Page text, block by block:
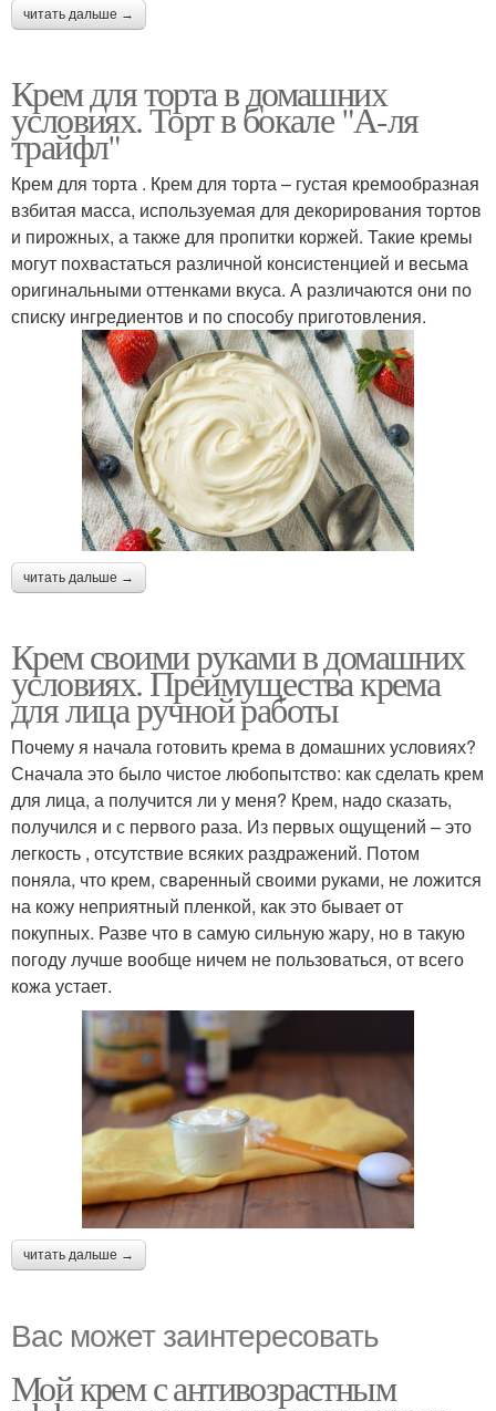
читать дальше →
Крем для торта в домашних
условиях. Торт в бокале "А-ля
трайфл"
Крем для торта . Крем для торта – густая кремообразная
взбитая масса, используемая для декорирования тортов
и пирожных, а также для пропитки коржей. Такие кремы
могут похвастаться различной консистенцией и весьма
оригинальными оттенками вкуса. А различаются они по
списку ингредиентов и по способу приготовления.
читать дальше →
Крем своими руками в домашних
условиях. Преимущества крема
для лица ручной работы
Почему я начала готовить крема в домашних условиях?
Сначала это было чистое любопытство: как сделать крем
для лица, а получится ли у меня? Крем, надо сказать,
получился и с первого раза. Из первых ощущений – это
легкость , отсутствие всяких раздражений. Потом
поняла, что крем, сваренный своими руками, не ложится
на кожу неприятный пленкой, как это бывает от
покупных. Разве что в самую сильную жару, но в такую
погоду лучше вообще ничем не пользоваться, от всего
кожа устает.
читать дальше →
Вас может заинтересовать
Мой крем с антивозрастным